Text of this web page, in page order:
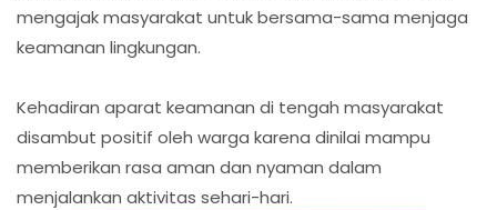
mengajak masyarakat untuk bersama-sama menjaga
keamanan lingkungan.
Kehadiran aparat keamanan di tengah masyarakat
disambut positif oleh warga karena dinilai mampu
memberikan rasa aman dan nyaman dalam
menjalankan aktivitas sehari-hari.